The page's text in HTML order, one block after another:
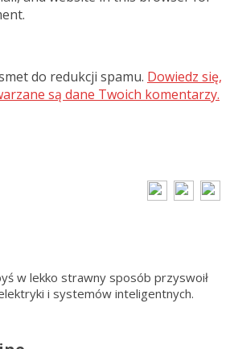
do redukcji spamu. Dowiedz się,
są dane Twoich komentarzy.
w lekko strawny sposób przyswoił
i systemów inteligentnych.